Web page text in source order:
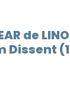
de
Dissent